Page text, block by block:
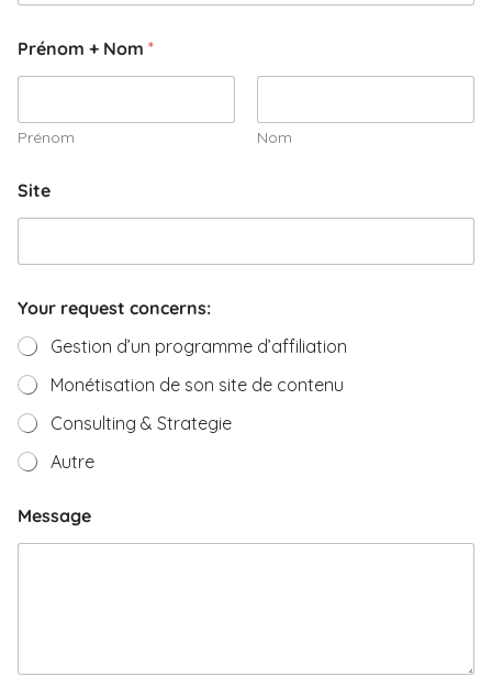
Prénom + Nom *
Prénom Nom
Site
Your request concerns:
Gestion d’un programme d’affiliation
Monétisation de son site de contenu
Consulting & Strategie
Autre
Message